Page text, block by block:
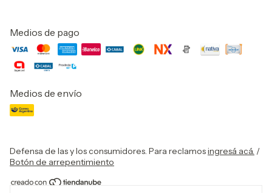
Medios de pago
Medios de envío
Defensa de las y los consumidores. Para reclamosingresá acá. /
Botón de arrepentimiento